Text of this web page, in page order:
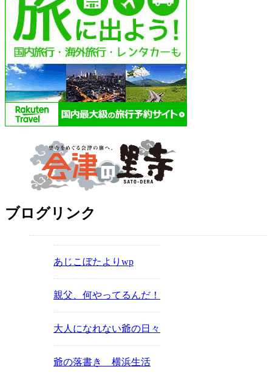
る
ブログリンク
あじこぼたよりwp
親父、何やってるんだ！
大人になれない爺の日々
爺の落書き 横浜生活